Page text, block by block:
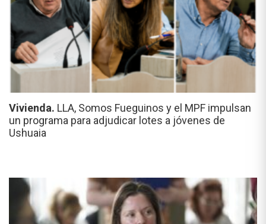
Vivienda. LLA, Somos Fueguinos y el MPF impulsan
un programa para adjudicar lotes a jóvenes de
Ushuaia